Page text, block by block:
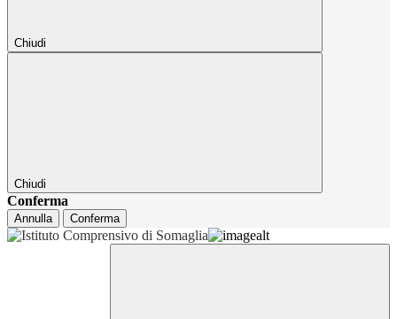
Chiudi
Chiudi
Conferma
Annulla Conferma